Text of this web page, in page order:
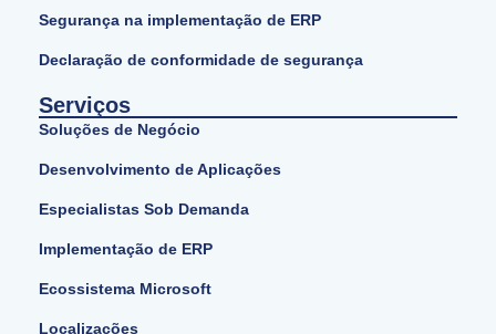
Segurança na implementação de ERP
Declaração de conformidade de segurança
Serviços
Soluções de Negócio
Desenvolvimento de Aplicações
Especialistas Sob Demanda
Implementação de ERP
Ecossistema Microsoft
Localizações